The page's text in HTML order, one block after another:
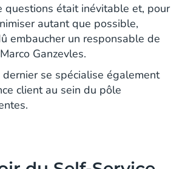
questions était inévitable et, pour
autant que possible,
embaucher un responsable de
Ganzevles.
se spécialise également
client au sein du pôle